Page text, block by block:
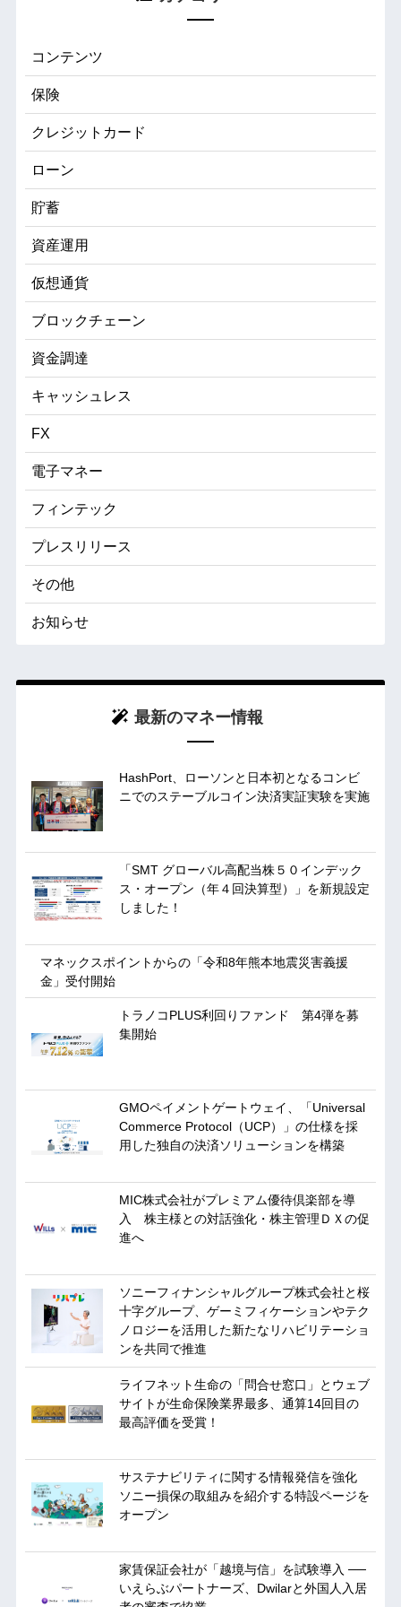
コンテンツ
保険
クレジットカード
ローン
貯蓄
資産運用
仮想通貨
ブロックチェーン
資金調達
キャッシュレス
FX
電子マネー
フィンテック
プレスリリース
その他
お知らせ
最新のマネー情報
HashPort、ローソンと日本初となるコンビ
ニでのステーブルコイン決済実証実験を実施
「SMT グローバル高配当株５０インデック
ス・オープン（年４回決算型）」を新規設定
しました！
マネックスポイントからの「令和8年熊本地震災害義援
金」受付開始
トラノコPLUS利回りファンド 第4弾を募
集開始
GMOペイメントゲートウェイ、「Universal
Commerce Protocol（UCP）」の仕様を採
用した独自の決済ソリューションを構築
MIC株式会社がプレミアム優待倶楽部を導
入 株主様との対話強化・株主管理ＤＸの促
進へ
ソニーフィナンシャルグループ株式会社と桜
十字グループ、ゲーミフィケーションやテク
ノロジーを活用した新たなリハビリテーショ
ンを共同で推進
ライフネット生命の「問合せ窓口」とウェブ
サイトが生命保険業界最多、通算14回目の
最高評価を受賞！
サステナビリティに関する情報発信を強化
ソニー損保の取組みを紹介する特設ページを
オープン
家賃保証会社が「越境与信」を試験導入 ──
いえらぶパートナーズ、Dwilarと外国人入居